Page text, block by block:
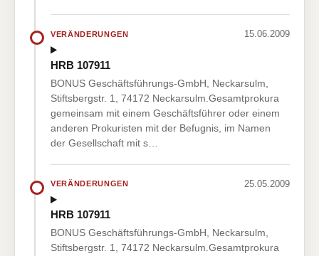
VERÄNDERUNGEN 15.06.2009
HRB 107911
BONUS Geschäftsführungs-GmbH, Neckarsulm,
Stiftsbergstr. 1, 74172 Neckarsulm.Gesamtprokura
gemeinsam mit einem Geschäftsführer oder einem
anderen Prokuristen mit der Befugnis, im Namen
der Gesellschaft mit s…
VERÄNDERUNGEN 25.05.2009
HRB 107911
BONUS Geschäftsführungs-GmbH, Neckarsulm,
Stiftsbergstr. 1, 74172 Neckarsulm.Gesamtprokura